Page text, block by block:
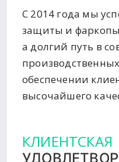
С 2014 года мы
защиты и
а долгий путь в
обеспечении
высочайшего
КЛИЕНТСКАЯ